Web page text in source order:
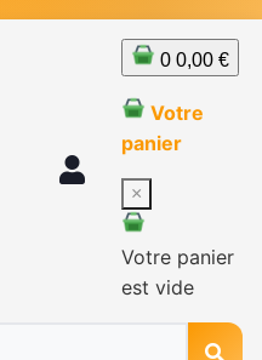
0 0,00 €
Votre
panier
×
Votre panier
est vide